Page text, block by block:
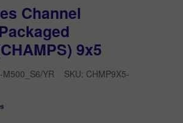
Channel
9x5
M500_S6/YR SKU: CHMP9X5-